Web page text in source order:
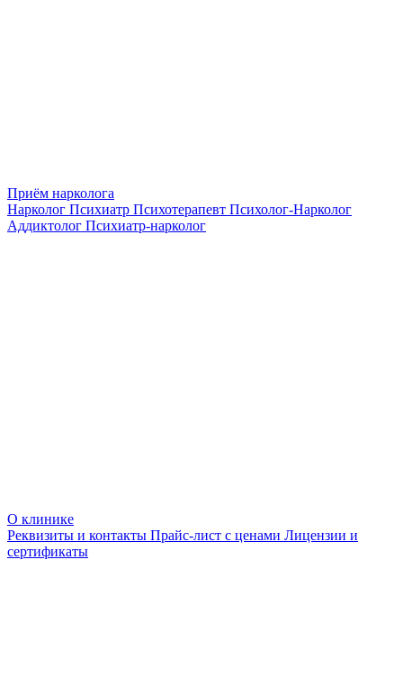
Приём нарколога
Нарколог Психиатр Психотерапевт Психолог-Нарколог
Аддиктолог Психиатр-нарколог
О клинике
Реквизиты и контакты Прайс-лист с ценами Лицензии и
сертификаты